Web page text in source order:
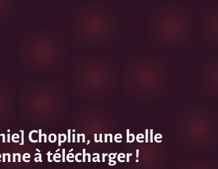
Choplin, une belle
à télécharger !